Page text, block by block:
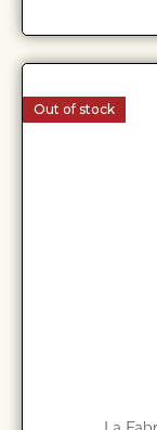
Out of stock